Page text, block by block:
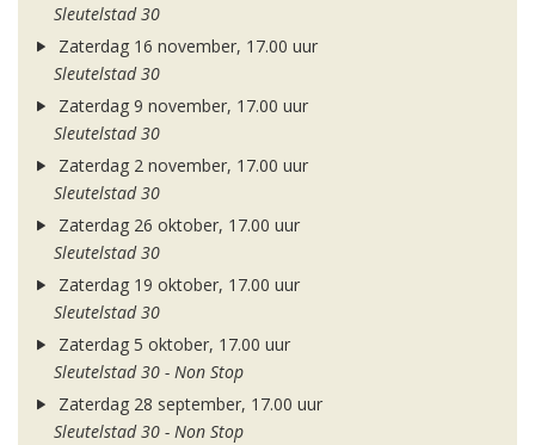
Sleutelstad 30
Zaterdag 16 november, 17.00 uur
Sleutelstad 30
Zaterdag 9 november, 17.00 uur
Sleutelstad 30
Zaterdag 2 november, 17.00 uur
Sleutelstad 30
Zaterdag 26 oktober, 17.00 uur
Sleutelstad 30
Zaterdag 19 oktober, 17.00 uur
Sleutelstad 30
Zaterdag 5 oktober, 17.00 uur
Sleutelstad 30 - Non Stop
Zaterdag 28 september, 17.00 uur
Sleutelstad 30 - Non Stop